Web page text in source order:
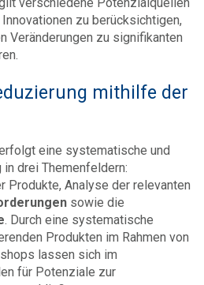
zu berücksichtigen,
Veränderungen zu signifikanten
mithilfe der
eine systematische und
drei Themenfeldern:
Produkte, Analyse der relevanten
sowie die
. Durch eine systematische
Produkten im Rahmen von
lassen sich im
für Potenziale zur